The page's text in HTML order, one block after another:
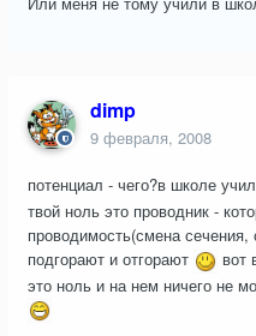
dimp
9 февраля, 2008
потенциал - чего?в школе
твой ноль это проводник -
проводимость(смена
подгорают и отгорают
вот
это ноль и на нем ничего не